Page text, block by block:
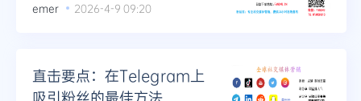
emer 2026-4-9 09:20
直击要点：在Telegram上
吸引粉丝的最佳方法